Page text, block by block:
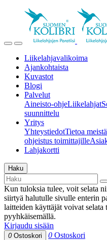
Liikelahjavalikoima
Ajankohtaista
Kuvastot
Blogi
Palvelut
Aineisto-ohjeLiikelahjat
suunnittelu
Yritys
YhteystiedotTietoa meistä
ohjeistus toimittajille
Lahjakortti
Haku
Kun tuloksia tulee, voit selata
siirtyä halutulle sivulle enterin
laitteiden käyttäjät voivat selata
pyyhkäisemällä.
Kirjaudu sisään
0 Ostoskori 0 Ostoskori